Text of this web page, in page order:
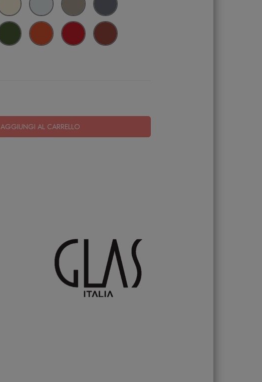
AGGIUNGI AL CARRELLO